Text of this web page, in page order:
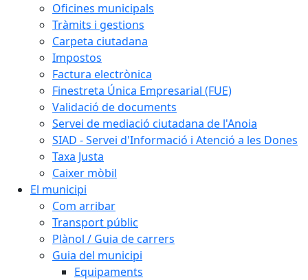
Oficines municipals
Tràmits i gestions
Carpeta ciutadana
Impostos
Factura electrònica
Finestreta Única Empresarial (FUE)
Validació de documents
Servei de mediació ciutadana de l'Anoia
SIAD - Servei d'Informació i Atenció a les Dones
Taxa Justa
Caixer mòbil
El municipi
Com arribar
Transport públic
Plànol / Guia de carrers
Guia del municipi
Equipaments